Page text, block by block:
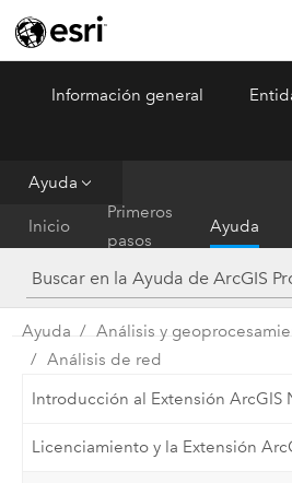
ArcGIS Pro Menu
Información general
Ayuda
Inicio
Primeros
pasos
Ayuda
Ayuda Análisis y
Análisis de red
Introducción al Extensión ArcGIS
Licenciamiento y la Extensión